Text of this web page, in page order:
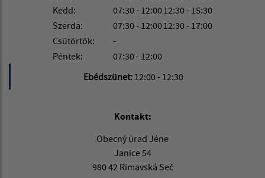
Kedd:
07:30 - 12:0012:30 - 15:30
Szerda:
07:30 - 12:0012:30 - 17:00
Csütörtök:
-
Péntek:
07:30 - 12:00
Ebédszünet: 12:00 - 12:30
Kontakt:
Obecný úrad Jéne
Janice 54
980 42 Rimavská Seč